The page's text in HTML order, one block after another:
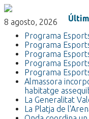
8 agosto, 2026
Programa
Programa
Programa
Programa
Programa
Almassora
habitatge
La Generalitat
La Platja de